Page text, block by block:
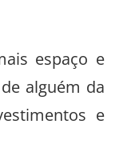
espaço e
alguém da
e